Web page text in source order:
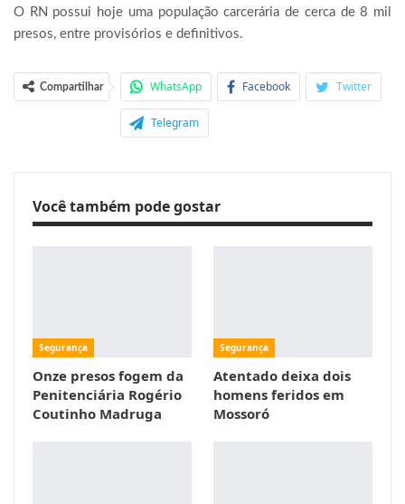
O RN possui hoje uma população carcerária de cerca de 8 mil
presos, entre provisórios e definitivos.
Compartilhar WhatsApp Facebook Twitter
Telegram
Você também pode gostar
Segurança
Onze presos fogem da
Penitenciária Rogério
Coutinho Madruga
Segurança
Atentado deixa dois
homens feridos em
Mossoró